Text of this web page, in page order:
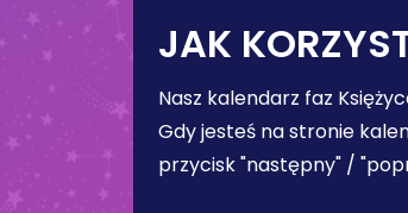
JAK
Nasz kalendarz faz
Gdy jesteś na stronie
przycisk "następny" /